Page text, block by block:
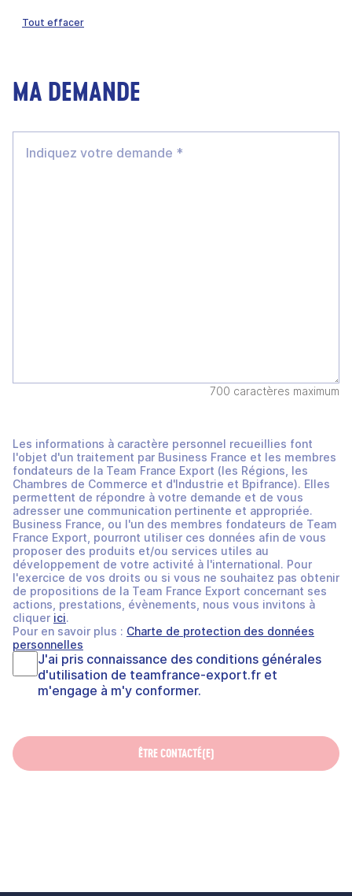
Tout effacer
MA DEMANDE
700 caractères maximum
Les informations à caractère personnel recueillies font
l'objet d'un traitement par Business France et les membres
fondateurs de la Team France Export (les Régions, les
Chambres de Commerce et d'Industrie et Bpifrance). Elles
permettent de répondre à votre demande et de vous
adresser une communication pertinente et appropriée.
Business France, ou l'un des membres fondateurs de Team
France Export, pourront utiliser ces données afin de vous
proposer des produits et/ou services utiles au
développement de votre activité à l'international. Pour
l'exercice de vos droits ou si vous ne souhaitez pas obtenir
de propositions de la Team France Export concernant ses
actions, prestations, évènements, nous vous invitons à
cliquer ici.
Pour en savoir plus : Charte de protection des données
personnelles
J'ai pris connaissance des conditions générales
d'utilisation de teamfrance-export.fr et
m'engage à m'y conformer.
ÊTRE CONTACTÉ(E)